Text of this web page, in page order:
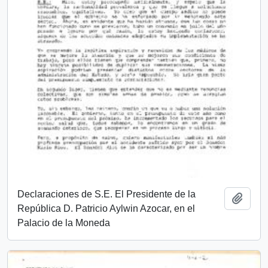
Declaraciones de S.E. El Presidente de la
República D. Patricio Aylwin Azocar, en el
Palacio de la Moneda